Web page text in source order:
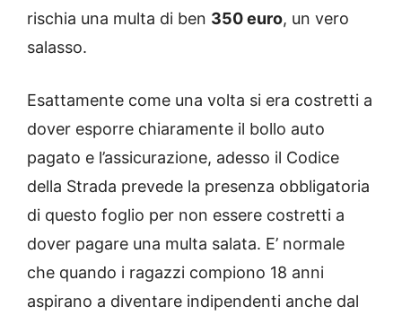
rischia una multa di ben 350 euro, un vero
salasso.
Esattamente come una volta si era costretti a
dover esporre chiaramente il bollo auto
pagato e l’assicurazione, adesso il Codice
della Strada prevede la presenza obbligatoria
di questo foglio per non essere costretti a
dover pagare una multa salata. E’ normale
che quando i ragazzi compiono 18 anni
aspirano a diventare indipendenti anche dal